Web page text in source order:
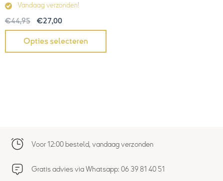
Vandaag verzonden!
€44,95 €27,00
Opties selecteren
Voor 12:00 besteld, vandaag verzonden
Gratis advies via Whatsapp: 06 39 81 40 51